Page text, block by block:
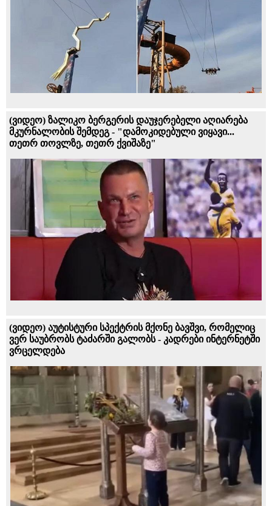
(ვიდეო) ზალიკო ბერგერის დაუჯერებელი აღიარება
მკურნალობის შემდეგ - "დამოკიდებული ვიყავი...
თეთრ თოვლზე, თეთრ ქვიშაზე"
(ვიდეო) აუტისტური სპექტრის მქონე ბავშვი, რომელიც
ვერ საუბრობს ტაძარში გალობს - კადრები ინტერნეტში
ვრცელდება